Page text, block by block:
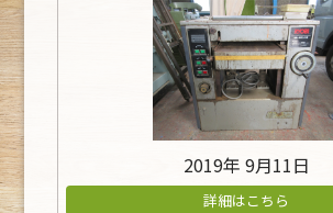
2019年 9月11日
詳細はこちら